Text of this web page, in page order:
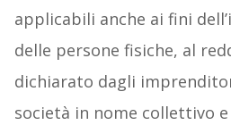
applicabili anche ai fini
delle persone fisiche, al
dichiarato dagli
società in nome collettivo